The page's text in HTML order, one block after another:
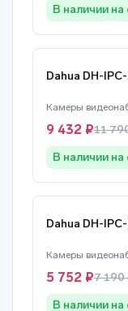
В наличии на
Dahua DH-
Камеры
9 432 ₽11
В наличии на
Dahua DH-
Камеры
5 752 ₽7 190
В наличии на